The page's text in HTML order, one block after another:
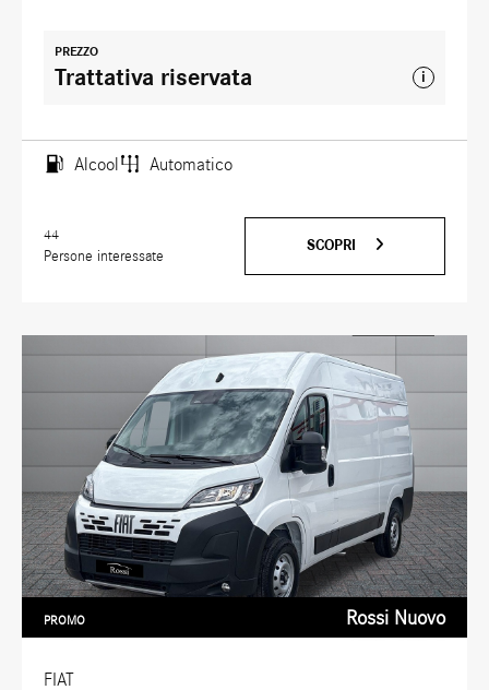
PREZZO
Trattativa riservata i
Alcool Automatico
44
Persone interessate
SCOPRI
FIAT
PROMO Rossi Nuovo